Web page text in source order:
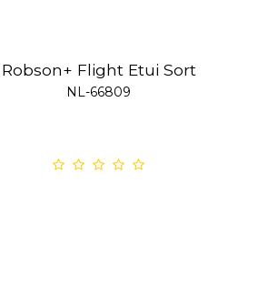
Robson+ Flight Etui Sort
NL-66809